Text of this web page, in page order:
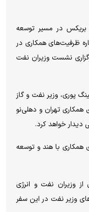
بریکس در مسیر توسعه
ظرفیت‌های همکاری در
نشست وزیران نفت
پوری، وزیر نفت و گاز
همکاری تهران و دهلی‌نو
خواهد کرد.
همکاری با هند و توسعه
وزیران نفت و انرژی
وزیر نفت در این سفر